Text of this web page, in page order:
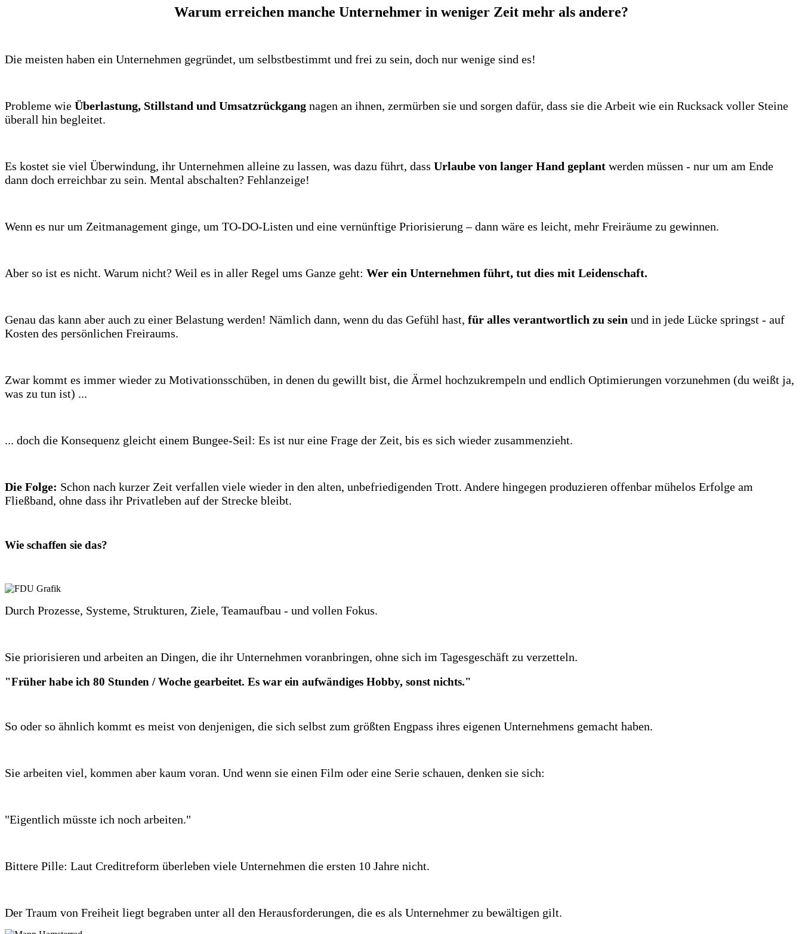
Warum erreichen manche Unternehmer in weniger Zeit mehr als andere?
Die meisten haben ein Unternehmen gegründet, um selbstbestimmt und frei zu sein, doch nur wenige sind es!
Probleme wie Überlastung, Stillstand und Umsatzrückgang nagen an ihnen, zermürben sie und sorgen dafür, dass sie die Arbeit wie ein Rucksack voller Steine
überall hin begleitet.
Es kostet sie viel Überwindung, ihr Unternehmen alleine zu lassen, was dazu führt, dass Urlaube von langer Hand geplant werden müssen - nur um am Ende
dann doch erreichbar zu sein. Mental abschalten? Fehlanzeige!
Wenn es nur um Zeitmanagement ginge, um TO-DO-Listen und eine vernünftige Priorisierung – dann wäre es leicht, mehr Freiräume zu gewinnen.
Aber so ist es nicht. Warum nicht? Weil es in aller Regel ums Ganze geht: Wer ein Unternehmen führt, tut dies mit Leidenschaft.
Genau das kann aber auch zu einer Belastung werden! Nämlich dann, wenn du das Gefühl hast, für alles verantwortlich zu sein und in jede Lücke springst - auf
Kosten des persönlichen Freiraums.
Zwar kommt es immer wieder zu Motivationsschüben, in denen du gewillt bist, die Ärmel hochzukrempeln und endlich Optimierungen vorzunehmen (du weißt ja,
was zu tun ist) ...
... doch die Konsequenz gleicht einem Bungee-Seil: Es ist nur eine Frage der Zeit, bis es sich wieder zusammenzieht.
Die Folge: Schon nach kurzer Zeit verfallen viele wieder in den alten, unbefriedigenden Trott. Andere hingegen produzieren offenbar mühelos Erfolge am
Fließband, ohne dass ihr Privatleben auf der Strecke bleibt.
Wie schaffen sie das?
Durch Prozesse, Systeme, Strukturen, Ziele, Teamaufbau - und vollen Fokus.
Sie priorisieren und arbeiten an Dingen, die ihr Unternehmen voranbringen, ohne sich im Tagesgeschäft zu verzetteln.
"Früher habe ich 80 Stunden / Woche gearbeitet. Es war ein aufwändiges Hobby, sonst nichts."
So oder so ähnlich kommt es meist von denjenigen, die sich selbst zum größten Engpass ihres eigenen Unternehmens gemacht haben.
Sie arbeiten viel, kommen aber kaum voran. Und wenn sie einen Film oder eine Serie schauen, denken sie sich:
"Eigentlich müsste ich noch arbeiten."
Bittere Pille: Laut Creditreform überleben viele Unternehmen die ersten 10 Jahre nicht.
Der Traum von Freiheit liegt begraben unter all den Herausforderungen, die es als Unternehmer zu bewältigen gilt.